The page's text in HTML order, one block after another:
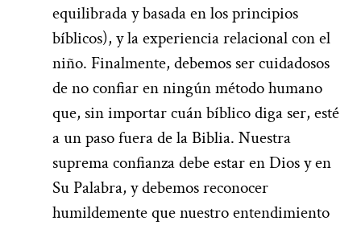
equilibraday basada en los principios
bíblicos), y la experiencia relacionalcon el
niño. Finalmente, debemos ser cuidadosos
de no confiar en ningún método humano
que, sin importar cuán bíblico diga ser, esté
a un paso fuera de la Biblia. Nuestra
suprema confianza debe estar en Dios y en
Su Palabra, y debemos reconocer
humildemente que nuestro entendimiento